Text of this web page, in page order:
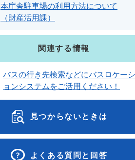
本庁舎駐車場の利用方法について
（財産活用課）
関連する情報
バスの行き先検索などにバスロケーシ
ョンシステムをご活用ください！
見つからないときは
よくある質問と回答